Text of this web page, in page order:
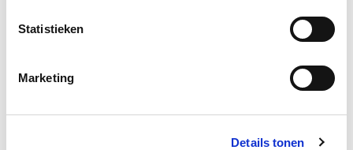
Statistieken
Marketing
Details tonen